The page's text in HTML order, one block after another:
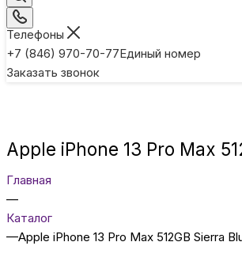
Телефоны
+7 (846) 970-70-77Единый номер
Заказать звонок
Apple iPhone 13 Pro Max
Главная
—
Каталог
—Apple iPhone 13 Pro Max 512GB Sierra